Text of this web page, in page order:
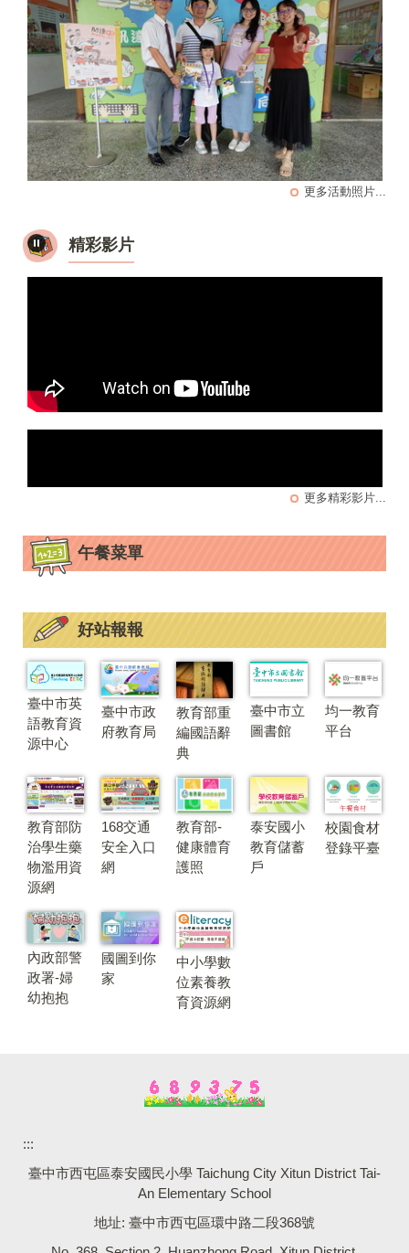
更多活動照片...
精彩影片
更多精彩影片...
午餐菜單
好站報報
臺中市英
語教育資
源中心
臺中市政
府教育局
教育部重
編國語辭
典
臺中市立
圖書館
均一教育
平台
教育部防
治學生藥
物濫用資
源網
168交通
安全入口
網
教育部-
健康體育
護照
泰安國小
教育儲蓄
戶
校園食材
登錄平臺
內政部警
政署-婦
幼抱抱
國圖到你
家
中小學數
位素養教
育資源網
:::
臺中市西屯區泰安國民小學 Taichung City Xitun District Tai-
An Elementary School
地址: 臺中市西屯區環中路二段368號